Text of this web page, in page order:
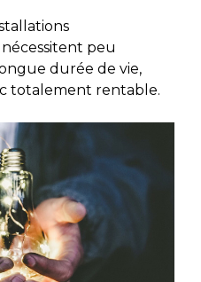
peu
durée de vie,
totalement rentable.